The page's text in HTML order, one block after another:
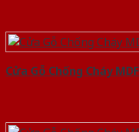
Cửa Gỗ Chống Cháy